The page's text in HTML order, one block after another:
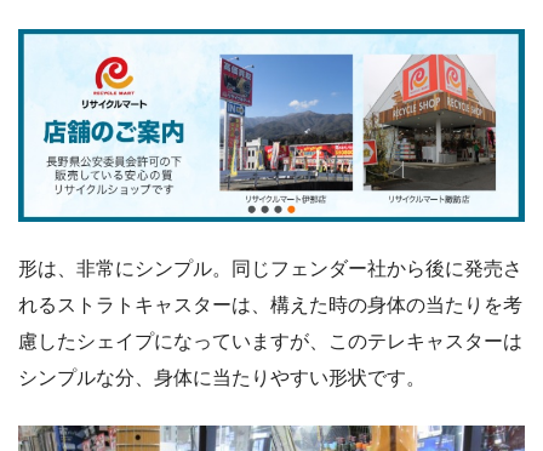
形は、非常にシンプル。同じフェンダー社から後に発売さ
れるストラトキャスターは、構えた時の身体の当たりを考
慮したシェイプになっていますが、このテレキャスターは
シンプルな分、身体に当たりやすい形状です。